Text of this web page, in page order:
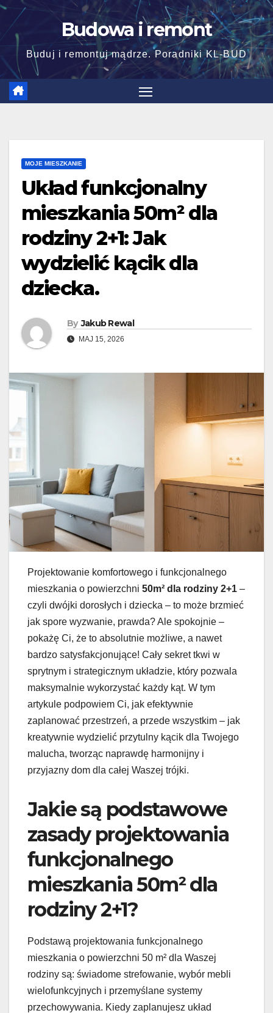
Skip
content
Budowa i remont
Buduj i remontuj mądrze. Poradniki KL-BUD
MOJE MIESZKANIE
Układ funkcjonalny
mieszkania 50m² dla
rodziny 2+1: Jak
wydzielić kącik dla
dziecka.
By Jakub Rewal
MAJ 15, 2026
Projektowanie komfortowego i funkcjonalnego
mieszkania o powierzchni 50m² dla rodziny 2+1 –
czyli dwójki dorosłych i dziecka – to może brzmieć
jak spore wyzwanie, prawda? Ale spokojnie –
pokażę Ci, że to absolutnie możliwe, a nawet
bardzo satysfakcjonujące! Cały sekret tkwi w
sprytnym i strategicznym układzie, który pozwala
maksymalnie wykorzystać każdy kąt. W tym
artykule podpowiem Ci, jak efektywnie
zaplanować przestrzeń, a przede wszystkim – jak
kreatywnie wydzielić przytulny kącik dla Twojego
malucha, tworząc naprawdę harmonijny i
przyjazny dom dla całej Waszej trójki.
Jakie są podstawowe
zasady projektowania
funkcjonalnego
mieszkania 50m² dla
rodziny 2+1?
Podstawą projektowania funkcjonalnego
mieszkania o powierzchni 50 m² dla Waszej
rodziny są: świadome strefowanie, wybór mebli
wielofunkcyjnych i przemyślane systemy
przechowywania. Kiedy zaplanujesz układ